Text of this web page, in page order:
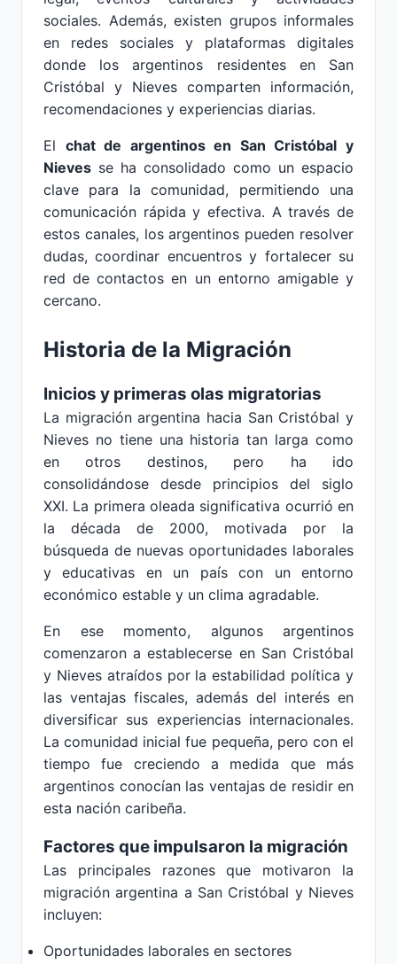
sociales. Además, existen grupos informales
en redes sociales y plataformas digitales
donde los argentinos residentes en San
Cristóbal y Nieves comparten información,
recomendaciones y experiencias diarias.
El chat de argentinos en San Cristóbal y
Nieves se ha consolidado como un espacio
clave para la comunidad, permitiendo una
comunicación rápida y efectiva. A través de
estos canales, los argentinos pueden resolver
dudas, coordinar encuentros y fortalecer su
red de contactos en un entorno amigable y
cercano.
Historia de la Migración
Inicios y primeras olas migratorias
La migración argentina hacia San Cristóbal y
Nieves no tiene una historia tan larga como
en otros destinos, pero ha ido
consolidándose desde principios del siglo
XXI. La primera oleada significativa ocurrió en
la década de 2000, motivada por la
búsqueda de nuevas oportunidades laborales
y educativas en un país con un entorno
económico estable y un clima agradable.
En ese momento, algunos argentinos
comenzaron a establecerse en San Cristóbal
y Nieves atraídos por la estabilidad política y
las ventajas fiscales, además del interés en
diversificar sus experiencias internacionales.
La comunidad inicial fue pequeña, pero con el
tiempo fue creciendo a medida que más
argentinos conocían las ventajas de residir en
esta nación caribeña.
Factores que impulsaron la migración
Las principales razones que motivaron la
migración argentina a San Cristóbal y Nieves
incluyen:
Oportunidades laborales en sectores